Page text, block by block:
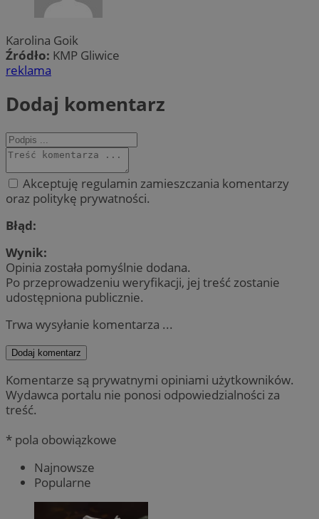
Karolina Goik
Źródło: KMP Gliwice
reklama
Dodaj komentarz
Akceptuję regulamin zamieszczania komentarzy
oraz politykę prywatności.
Błąd:
Wynik:
Opinia została pomyślnie dodana.
Po przeprowadzeniu weryfikacji, jej treść zostanie
udostępniona publicznie.
Trwa wysyłanie komentarza ...
Dodaj komentarz
Komentarze są prywatnymi opiniami użytkowników.
Wydawca portalu nie ponosi odpowiedzialności za
treść.
* pola obowiązkowe
Najnowsze
Popularne